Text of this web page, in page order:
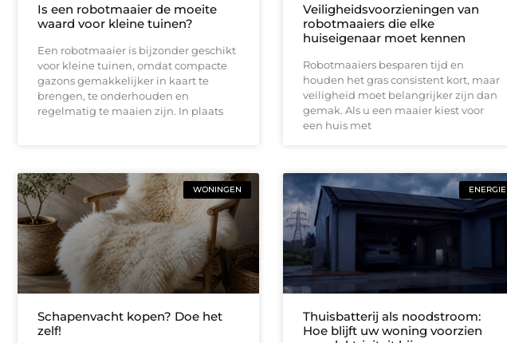
Is een robotmaaier de moeite
waard voor kleine tuinen?
Een robotmaaier is bijzonder geschikt
voor kleine tuinen, omdat compacte
gazons gemakkelijker in kaart te
brengen, te onderhouden en
regelmatig te maaien zijn. In plaats
Veiligheidsvoorzieningen van
robotmaaiers die elke
huiseigenaar moet kennen
Robotmaaiers besparen tijd en
houden het gras consistent kort, maar
veiligheid moet belangrijker zijn dan
gemak. Als u een maaier kiest voor
een huis met
WONINGEN
Schapenvacht kopen? Doe het
zelf!
ENERGIE
Thuisbatterij als noodstroom:
Hoe blijft uw woning voorzien